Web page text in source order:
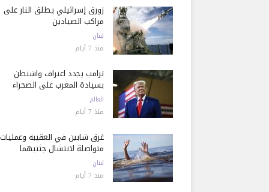
زورق إسرائيلي يطلق النار على
مراكب الصيادين
لبنان
منذ 7 أيام
ترامب يجدد اعتراف واشنطن
بسيادة المغرب على الصحراء
العالم
منذ 7 أيام
غرق شابين في العقيبة وعمليات
متواصلة لانتشال جثتيهما
لبنان
منذ 7 أيام